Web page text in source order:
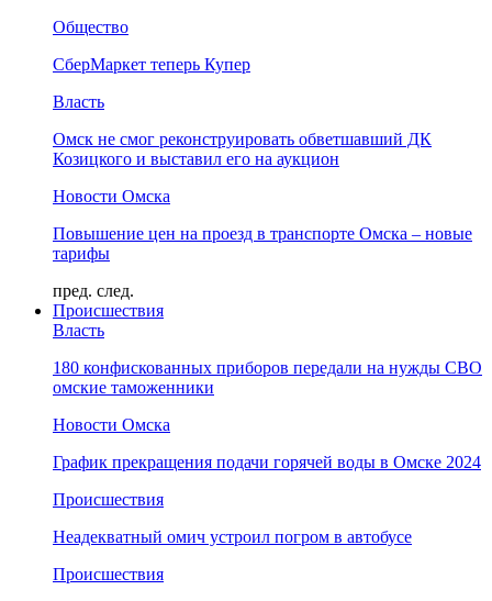
Общество
СберМаркет теперь Купер
Власть
Омск не смог реконструировать обветшавший ДК
Козицкого и выставил его на аукцион
Новости Омска
Повышение цен на проезд в транспорте Омска – новые
тарифы
пред. след.
Происшествия
Власть
180 конфискованных приборов передали на нужды СВО
омские таможенники
Новости Омска
График прекращения подачи горячей воды в Омске 2024
Происшествия
Неадекватный омич устроил погром в автобусе
Происшествия